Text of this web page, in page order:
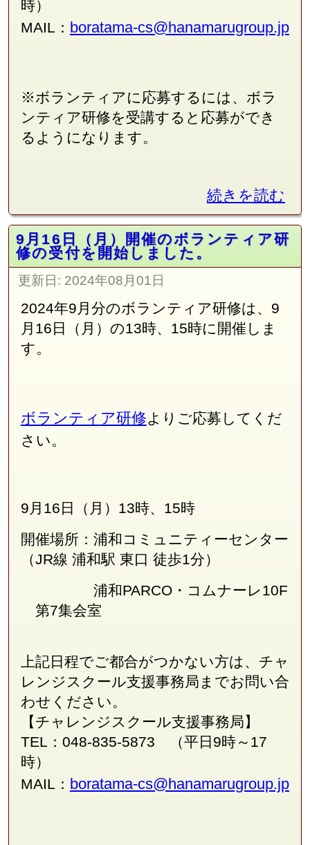
時）
MAIL： boratama-cs@hanamarugroup.jp
※ボランティアに応募するには、ボラ
ンティア研修を受講すると応募ができ
るようになります。
続きを読む
9月16日（月）開催のボランティア研
修の受付を開始しました。
更新日: 2024年08月01日
2024年9月分のボランティア研修は、9
月16日（月）の13時、15時に開催しま
す。
ボランティア研修よりご応募してくだ
さい。
9月16日（月）13時、15時
開催場所：浦和コミュニティーセンター
（JR線 浦和駅 東口 徒歩1分）
浦和PARCO・コムナーレ10F
第7集会室
上記日程でご都合がつかない方は、チャ
レンジスクール支援事務局 までお問い合
わせください。
【チャレンジスクール支援事務局】
TEL：048-835-5873 （平日9時～17
時）
MAIL： boratama-cs@hanamarugroup.jp